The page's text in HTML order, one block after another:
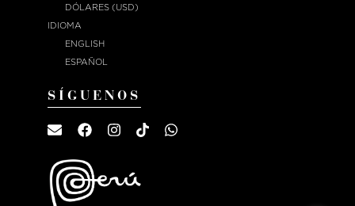
DÓLARES (USD)
IDIOMA
ENGLISH
ESPAÑOL
SÍGUENOS